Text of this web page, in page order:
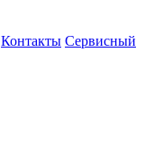
Контакты Сервисный